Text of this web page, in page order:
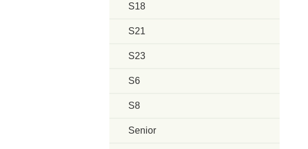
S18
S21
S23
S6
S8
Senior